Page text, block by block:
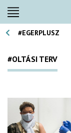
#EGERPLUSZ
#OLTÁSI TERV